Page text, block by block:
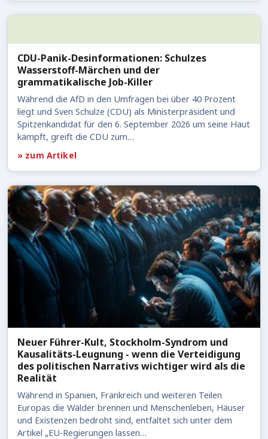
CDU-Panik-Desinformationen: Schulzes
Wasserstoff-Märchen und der
grammatikalische Job-Killer
Während die AfD in den Umfragen bei über 40 Prozent
liegt und Sven Schulze (CDU) als Ministerpräsident und
Spitzenkandidat für den 6. September 2026 um seine Haut
kämpft, greift die CDU zum…
» zum Artikel
Neuer Führer-Kult, Stockholm-Syndrom und
Kausalitäts-Leugnung - wenn die Verteidigung
des politischen Narrativs wichtiger wird als die
Realität
Während in Spanien, Frankreich und weiteren Teilen
Europas die Wälder brennen und Menschenleben, Häuser
und Existenzen bedroht sind, entfaltet sich unter dem
Artikel „EU-Regierungen lassen…